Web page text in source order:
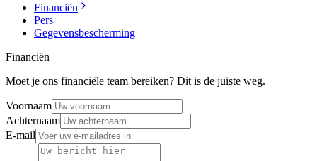
Financiën
Pers
Gegevensbescherming
Financiën
Moet je ons financiële team bereiken? Dit is de juiste weg.
Voornaam
Achternaam
E-mail